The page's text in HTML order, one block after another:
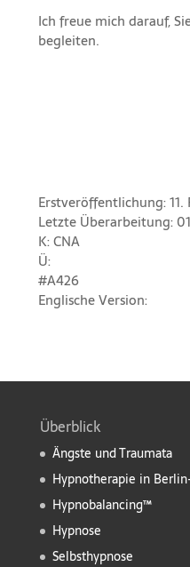
Ich freue mich darauf,
begleiten.
Erstveröffentlichung:
Letzte Überarbeitung:
K: CNA
Ü:
#A426
Englische Version:
Überblick
Ängste und Traumata
Hypnotherapie in
Hypnobalancing™
Hypnose
Selbsthypnose